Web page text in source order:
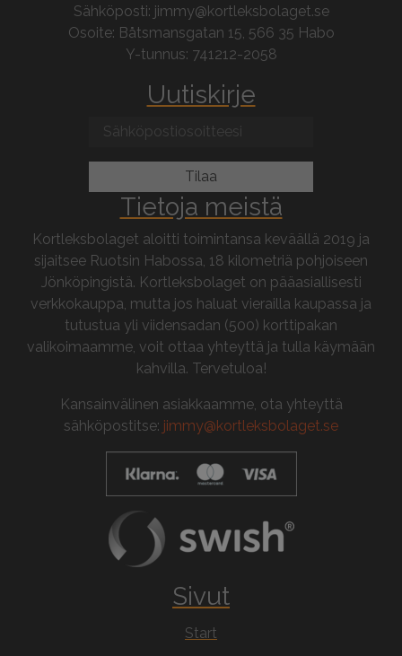
Sähköposti: jimmy@kortleksbolaget.se
Osoite: Båtsmansgatan 15, 566 35 Habo
Y-tunnus: 741212-2058
Uutiskirje
Tietoja meistä
Kortleksbolaget aloitti toimintansa keväällä 2019 ja
sijaitsee Ruotsin Habossa, 18 kilometriä pohjoiseen
Jönköpingistä. Kortleksbolaget on pääasiallisesti
verkkokauppa, mutta jos haluat vierailla kaupassa ja
tutustua yli viidensadan (500) korttipakan
valikoimaamme, voit ottaa yhteyttä ja tulla käymään
kahvilla. Tervetuloa!
Kansainvälinen asiakkaamme, ota yhteyttä
sähköpostitse: jimmy@kortleksbolaget.se
Sivut
Start